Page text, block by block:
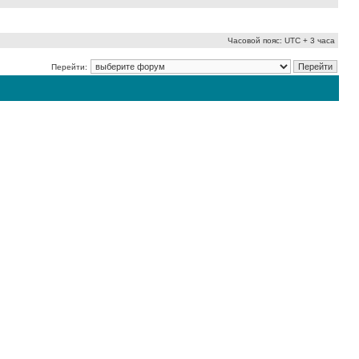
Часовой пояс: UTC + 3 часа
Перейти: